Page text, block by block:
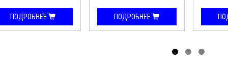
ПОДРОБНЕЕ ПОДРОБНЕЕ